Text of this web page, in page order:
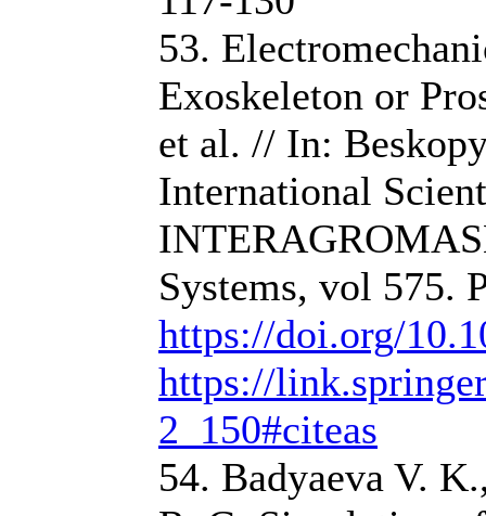
53.
Exoskeleton or
et al. // In:
International
Systems, vol 575.
https://doi.org/
https://
2_150#citeas
54. Badyaeva V.